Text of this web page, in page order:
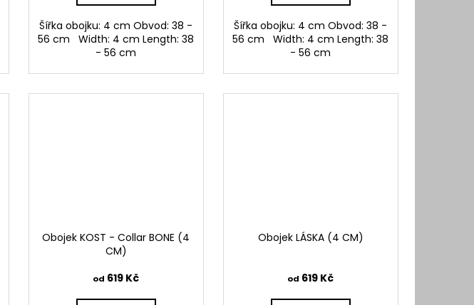
Šířka obojku: 4 cm Obvod: 38 -
56 cm Width: 4 cm Length: 38
- 56 cm
Šířka obojku: 4 cm Obvod: 38 -
56 cm Width: 4 cm Length: 38
- 56 cm
Obojek KOST - Collar BONE (4
CM)
od 619 Kč
Obojek LÁSKA (4 CM)
od 619 Kč